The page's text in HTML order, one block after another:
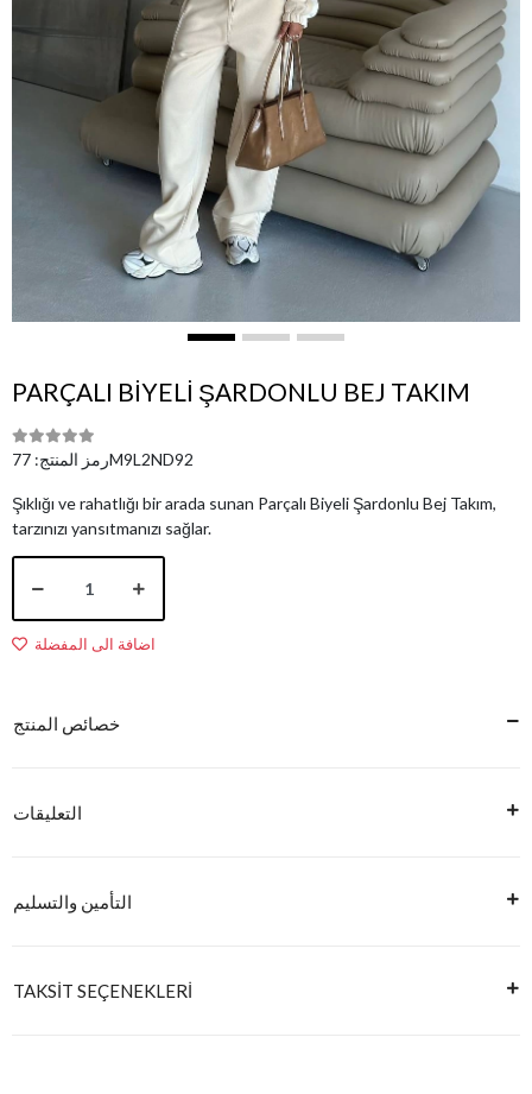
PARÇALI BİYELİ ŞARDONLU BEJ TAKIM
رمز المنتج:77M9L2ND92
Şıklığı ve rahatlığı bir arada sunan Parçalı Biyeli Şardonlu Bej Takım,
tarzınızı yansıtmanızı sağlar.
اضافة الى المفضلة
خصائص المنتج
التعليقات
التأمين والتسليم
TAKSİT SEÇENEKLERİ